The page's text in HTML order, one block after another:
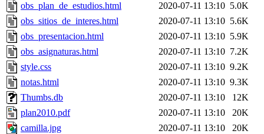
obs_plan_de_estudios.html
2020-07-11 13:10 5.0K
obs_sitios_de_interes.html
2020-07-11 13:10 5.6K
obs_presentacion.html
2020-07-11 13:10 5.9K
obs_asignaturas.html
2020-07-11 13:10 7.2K
style.css
2020-07-11 13:10 9.2K
notas.html
2020-07-11 13:10 9.3K
Thumbs.db
2020-07-11 13:10
12K
plan2010.pdf
2020-07-11 13:10
20K
camilla.jpg
2020-07-11 13:10
20K